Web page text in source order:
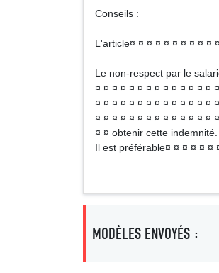
Conseils :
L'article¤ ¤ ¤ ¤ ¤ ¤ ¤ ¤ ¤ ¤
Le non-respect par le
¤ ¤ ¤ ¤ ¤ ¤ ¤ ¤ ¤ ¤ ¤ ¤ ¤ ¤
¤ ¤ ¤ ¤ ¤ ¤ ¤ ¤ ¤ ¤ ¤ ¤ ¤ ¤
¤ ¤ ¤ ¤ ¤ ¤ ¤ ¤ ¤ ¤ ¤ ¤ ¤ ¤
¤ ¤ obtenir cette indemnité.
Il est préférable¤ ¤ ¤ ¤ ¤ ¤
MODÈLES ENVOYÉS :